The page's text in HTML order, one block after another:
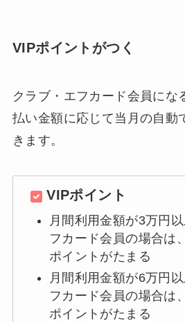
VIPポイントがつく
クラブ・エフカード会員にな
払い金額に応じて当月の自動
きます。
VIPポイント
月間利用金額が3万円
フカード会員の場合は
ポイントがたまる
月間利用金額が6万円
フカード会員の場合は
ポイントがたまる